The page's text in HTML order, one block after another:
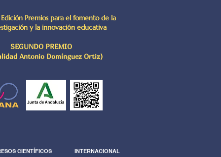
Premios para el fomento de la
y la innovación educativa
SEGUNDO PREMIO
Antonio Domínguez Ortiz)
CIENTÍFICOS INTERNACIONAL